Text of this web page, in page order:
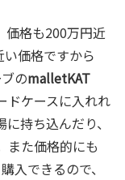
価格も200万円近
価格ですから
のmalletKAT
ドケースに入れれ
持ち込んだり、
た価格的にも
入できるので、